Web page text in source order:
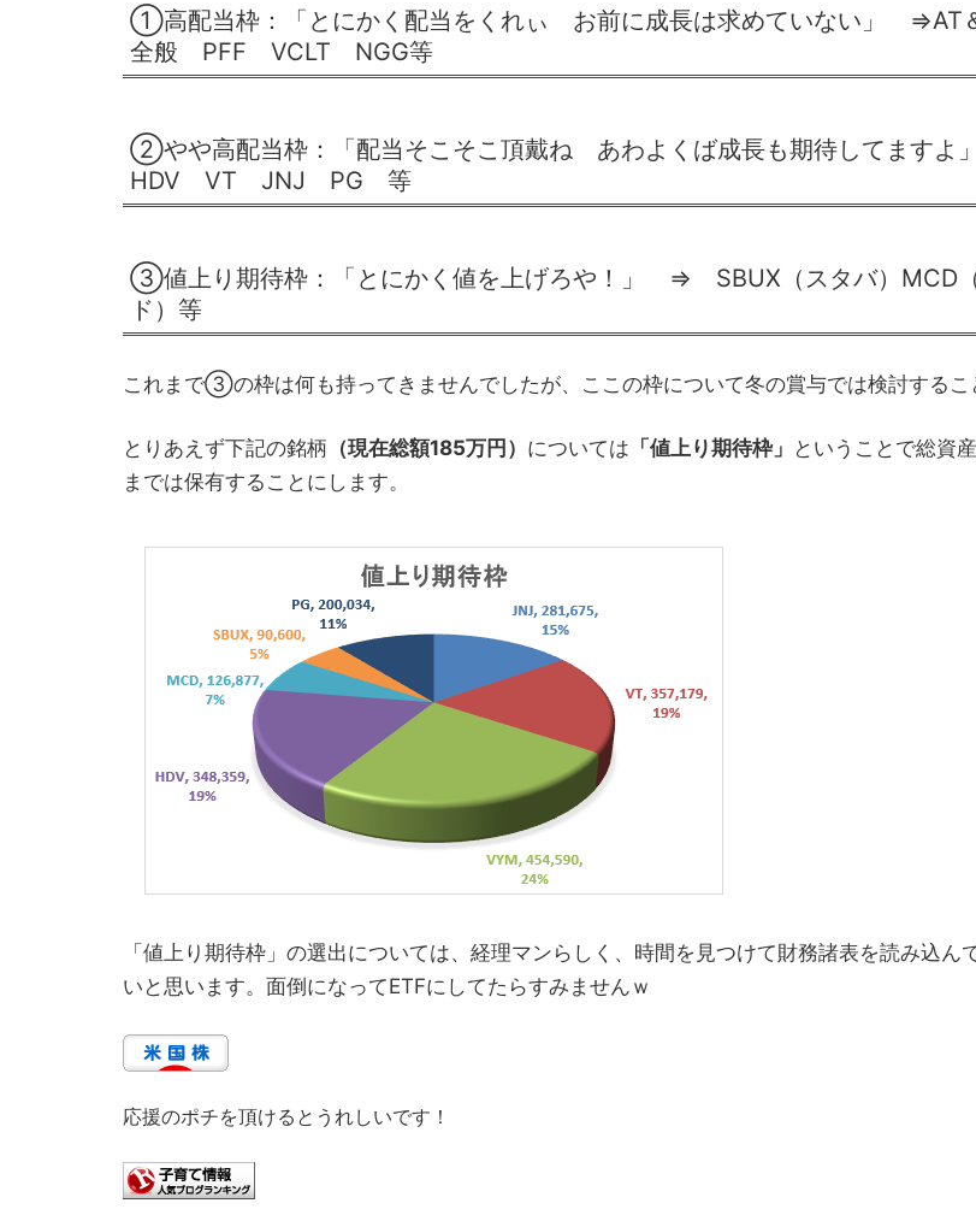
①高配当枠：「とにかく配当をくれぃ お前に成長は求めていない」 ⇒AT
全般 PFF VCLT NGG等
②やや高配当枠：「配当そこそこ頂戴ね あわよくば成長も期待してま
HDV VT JNJ PG 等
③値上り期待枠：「とにかく値を上げろや！」 ⇒ SBUX（スタバ）MCD
ド）等
これまで③の枠は何も持ってきませんでしたが、ここの枠について冬の賞与では検討するこ
とりあえず下記の銘柄 （現在総額185万円） については 「値上り期待枠」 ということで総資
までは保有することにします。
「値上り期待枠」の選出については、経理マンらしく、時間を見つけて財務諸表を読み込ん
いと思います。面倒になってETFにしてたらすみませんｗ
応援のポチを頂けるとうれしいです！